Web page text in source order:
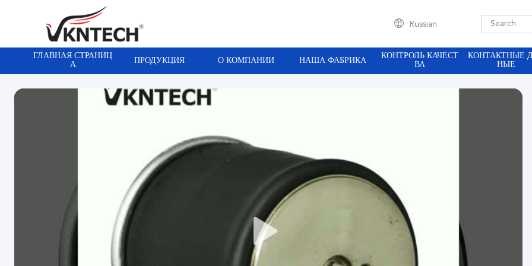
Russian
ГЛАВНАЯ СТРАНИЦ
А
ПРОДУКЦИЯ О КОМПАНИИ НАША ФАБРИКА
КОНТРОЛЬ КАЧЕСТ
ВА
КОНТАКТНЫЕ
НЫЕ